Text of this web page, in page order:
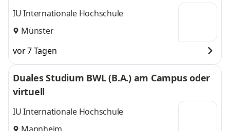
IU Internationale Hochschule
Münster
vor 7 Tagen
Duales Studium BWL (B.A.) am Campus oder
virtuell
IU Internationale Hochschule